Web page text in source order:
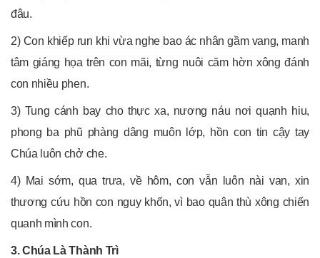
đâu.
2) Con khiếp run khi vừa nghe bao ác nhân gầm vang, manh
tâm giáng họa trên con mãi, từng nuôi căm hờn xông đánh
con nhiều phen.
3) Tung cánh bay cho thực xa, nương náu nơi quạnh hiu,
phong ba phũ phàng dâng muôn lớp, hồn con tin cậy tay
Chúa luôn chở che.
4) Mai sớm, qua trưa, về hôm, con vẫn luôn nài van, xin
thương cứu hồn con nguy khốn, vì bao quân thù xông chiến
quanh mình con.
3. Chúa Là Thành Trì